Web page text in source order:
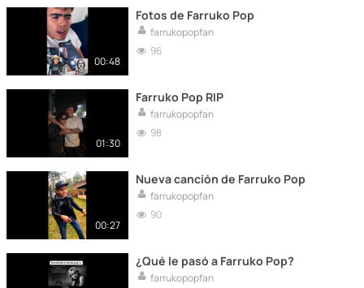
00:48
Fotos de Farruko Pop
farrukopopfan
96
01:30
Farruko Pop RIP
farrukopopfan
98
00:27
Nueva canción de Farruko Pop
farrukopopfan
90
¿Qué le pasó a Farruko Pop?
farrukopopfan